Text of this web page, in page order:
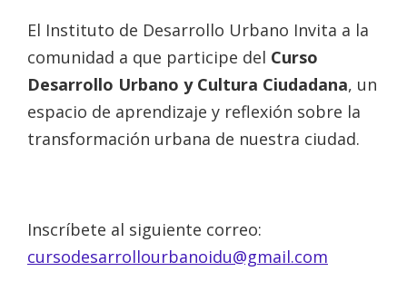
El Instituto de Desarrollo Urbano Invita a la
comunidad a que participe del Curso
Desarrollo Urbano y Cultura Ciudadana, un
espacio de aprendizaje y reflexión sobre la
transformación urbana de nuestra ciudad.
Inscríbete al siguiente correo:
cursodesarrollourbanoidu@gmail.com